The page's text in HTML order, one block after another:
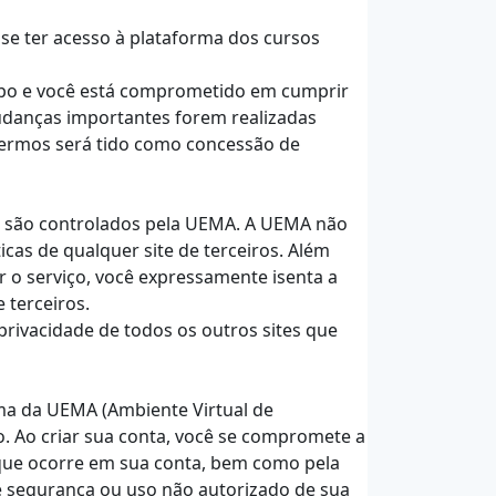
ter acesso à plataforma dos cursos
e você está comprometido em cumprir
importantes forem realizadas
será tido como concessão de
controlados pela UEMA. A UEMA não
de qualquer site de terceiros. Além
serviço, você expressamente isenta a
terceiros.
de todos os outros sites que
da UEMA (Ambiente Virtual de
Ao criar sua conta, você se compromete a
ocorre em sua conta, bem como pela
ou uso não autorizado de sua